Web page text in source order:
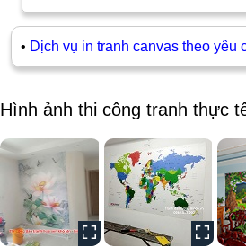
• Dịch vụ in tranh canvas theo yêu
Hình ảnh thi công tranh thực